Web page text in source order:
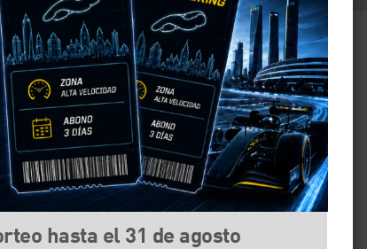
o, si no, puede
entre las que están la
supone arreglar todas
mano de obra como el
hasta el 31 de agosto